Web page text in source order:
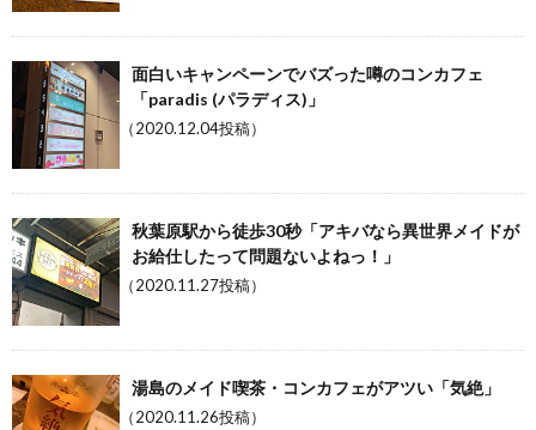
面白いキャンペーンでバズった噂のコンカフェ
「paradis (パラディス)」
（2020.12.04投稿）
秋葉原駅から徒歩30秒「アキバなら異世界メイドが
お給仕したって問題ないよねっ！」
（2020.11.27投稿）
湯島のメイド喫茶・コンカフェがアツい「気絶」
（2020.11.26投稿）